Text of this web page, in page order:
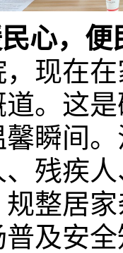
心，
现在
。这
瞬间
残疾
整居
及安